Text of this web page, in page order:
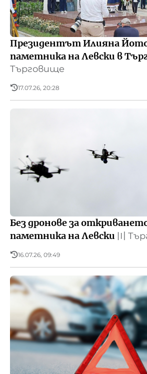
Президентът Илияна
паметника на Левски в
Търговище
17.07.26, 20:28
Без дронове за
паметника на Левски 〣
16.07.26, 09:49